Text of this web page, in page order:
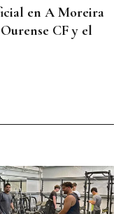
en A Moreira
CF y el